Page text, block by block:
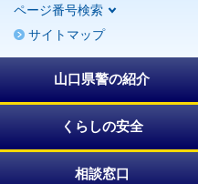
o
l
カ
ページ番号検索
サイトマップ
山口県警の紹介
くらしの安全
相談窓口